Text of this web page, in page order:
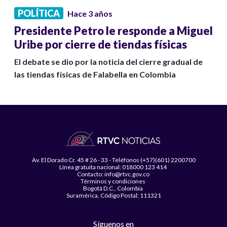
POLÍTICA Hace 3 años
Presidente Petro le responde a Miguel
Uribe por cierre de tiendas físicas
El debate se dio por la noticia del cierre gradual de
las tiendas físicas de Falabella en Colombia
Av. El Dorado Cr. 45 # 26 - 33 - Teléfonos (+57)(601) 2200700
Línea gratuita nacional: 018000 123 414
Contacto: info@rtvc.gov.co
Términos y condiciones
Bogotá D.C., Colombia
Suramérica, Código Postal: 111321
Síguenos en